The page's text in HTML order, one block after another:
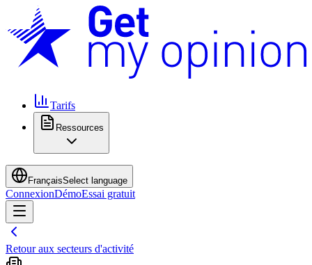
Tarifs
Ressources
FrançaisSelect language
ConnexionDémoEssai gratuit
Retour aux secteurs d'activité